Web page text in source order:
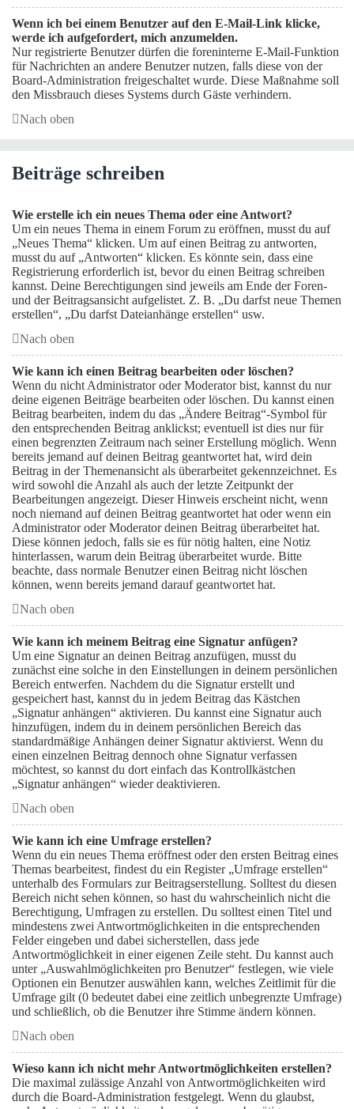
Wenn ich bei einem Benutzer auf den E-Mail-Link klicke,
werde ich aufgefordert, mich anzumelden.
Nur registrierte Benutzer dürfen die foreninterne E-Mail-Funktion
für Nachrichten an andere Benutzer nutzen, falls diese von der
Board-Administration freigeschaltet wurde. Diese Maßnahme soll
den Missbrauch dieses Systems durch Gäste verhindern.
Nach oben
Beiträge schreiben
Wie erstelle ich ein neues Thema oder eine Antwort?
Um ein neues Thema in einem Forum zu eröffnen, musst du auf
„Neues Thema“ klicken. Um auf einen Beitrag zu antworten,
musst du auf „Antworten“ klicken. Es könnte sein, dass eine
Registrierung erforderlich ist, bevor du einen Beitrag schreiben
kannst. Deine Berechtigungen sind jeweils am Ende der Foren-
und der Beitragsansicht aufgelistet. Z. B. „Du darfst neue Themen
erstellen“, „Du darfst Dateianhänge erstellen“ usw.
Nach oben
Wie kann ich einen Beitrag bearbeiten oder löschen?
Wenn du nicht Administrator oder Moderator bist, kannst du nur
deine eigenen Beiträge bearbeiten oder löschen. Du kannst einen
Beitrag bearbeiten, indem du das „Ändere Beitrag“-Symbol für
den entsprechenden Beitrag anklickst; eventuell ist dies nur für
einen begrenzten Zeitraum nach seiner Erstellung möglich. Wenn
bereits jemand auf deinen Beitrag geantwortet hat, wird dein
Beitrag in der Themenansicht als überarbeitet gekennzeichnet. Es
wird sowohl die Anzahl als auch der letzte Zeitpunkt der
Bearbeitungen angezeigt. Dieser Hinweis erscheint nicht, wenn
noch niemand auf deinen Beitrag geantwortet hat oder wenn ein
Administrator oder Moderator deinen Beitrag überarbeitet hat.
Diese können jedoch, falls sie es für nötig halten, eine Notiz
hinterlassen, warum dein Beitrag überarbeitet wurde. Bitte
beachte, dass normale Benutzer einen Beitrag nicht löschen
können, wenn bereits jemand darauf geantwortet hat.
Nach oben
Wie kann ich meinem Beitrag eine Signatur anfügen?
Um eine Signatur an deinen Beitrag anzufügen, musst du
zunächst eine solche in den Einstellungen in deinem persönlichen
Bereich entwerfen. Nachdem du die Signatur erstellt und
gespeichert hast, kannst du in jedem Beitrag das Kästchen
„Signatur anhängen“ aktivieren. Du kannst eine Signatur auch
hinzufügen, indem du in deinem persönlichen Bereich das
standardmäßige Anhängen deiner Signatur aktivierst. Wenn du
einen einzelnen Beitrag dennoch ohne Signatur verfassen
möchtest, so kannst du dort einfach das Kontrollkästchen
„Signatur anhängen“ wieder deaktivieren.
Nach oben
Wie kann ich eine Umfrage erstellen?
Wenn du ein neues Thema eröffnest oder den ersten Beitrag eines
Themas bearbeitest, findest du ein Register „Umfrage erstellen“
unterhalb des Formulars zur Beitragserstellung. Solltest du diesen
Bereich nicht sehen können, so hast du wahrscheinlich nicht die
Berechtigung, Umfragen zu erstellen. Du solltest einen Titel und
mindestens zwei Antwortmöglichkeiten in die entsprechenden
Felder eingeben und dabei sicherstellen, dass jede
Antwortmöglichkeit in einer eigenen Zeile steht. Du kannst auch
unter „Auswahlmöglichkeiten pro Benutzer“ festlegen, wie viele
Optionen ein Benutzer auswählen kann, welches Zeitlimit für die
Umfrage gilt (0 bedeutet dabei eine zeitlich unbegrenzte Umfrage)
und schließlich, ob die Benutzer ihre Stimme ändern können.
Nach oben
Wieso kann ich nicht mehr Antwortmöglichkeiten erstellen?
Die maximal zulässige Anzahl von Antwortmöglichkeiten wird
durch die Board-Administration festgelegt. Wenn du glaubst,